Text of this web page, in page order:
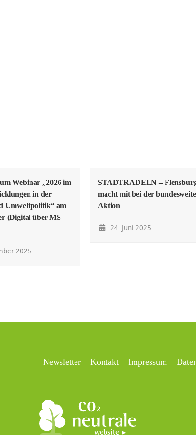
Webinar „2026 im
in der
Umweltpolitik“ am
(Digital über MS
2025
STADTRADELN –
macht mit bei der
Aktion
24. Juni 2025
Newsletter Kontakt Impressum